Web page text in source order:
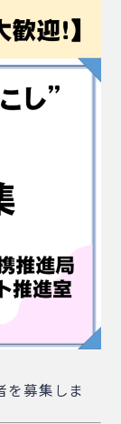
を募集しま